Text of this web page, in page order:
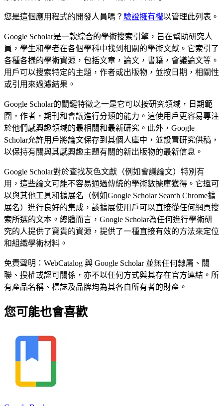
您是這個應用程式的開發人員嗎？ 驗證擁有權以管理此列表。
Google Scholar是一款綜合的學術搜索引擎，旨在幫助研究人
員，學生和學者在各個學科中找到相關的學術文獻。它索引了
各種各樣的學術資源，包括文章，論文，書籍，會議論文等。
用戶可以搜索特定的主題，作者或出版物，並按日期，相關性
或引用來過濾結果。
Google Scholar的關鍵特徵之一是它可以按研究領域，日期範
圍，作者，期刊和會議進行分類的能力。這使用戶更容易專注
於他們感興趣領域的最相關和最新研究。此外，Google
Scholar允許用戶將論文保存到其個人庫中，並設置研究供稿，
以保持有關與其感興趣主題有關的新出版物的最新信息。
Google Scholar對於查找灰色文獻（例如會議論文）特別有
用，這些論文可能不容易通過傳統的學術數據庫獲得。它還可
以與其他工具和擴展名（例如Google Scholar Search Chrome擴
展名）進行良好的集成，該擴展使用戶可以直接從任何網頁搜
索所選的文本。總體而言，Google Scholar為任何進行學術研
究的人提供了寶貴的資源，提供了一種直接有效的方法來定位
和組織學術材料。
免責聲明：WebCatalog 與 Google Scholar 並無任何隸屬、關
聯、授權或認可關係，亦不以任何方式與其存在官方連結。所
有產品名稱、標誌及品牌均為其各自所有者的財產。
您可能也會喜歡